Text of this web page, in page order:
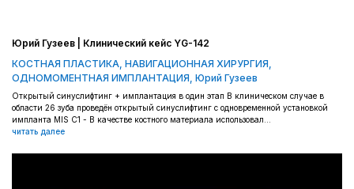
Юрий Гузеев | Клинический кейс YG-142
КОСТНАЯ ПЛАСТИКА, НАВИГАЦИОННАЯ ХИРУРГИЯ,
ОДНОМОМЕНТНАЯ ИМПЛАНТАЦИЯ, Юрий Гузеев
Открытый синуслифтинг + имплантация в один этап В клиническом случае в
области 26 зуба проведён открытый синуслифтинг с одновременной установкой
импланта MIS C1 - В качестве костного материала использовал...
читать далее